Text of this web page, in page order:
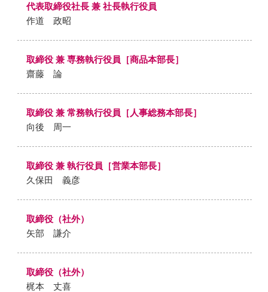
代表取締役社長 兼 社長執行役員
作道 政昭
取締役 兼 専務執行役員［商品本部長］
齋藤 論
取締役 兼 常務執行役員［人事総務本部長］
向後 周一
取締役 兼 執行役員［営業本部長］
久保田 義彦
取締役（社外）
矢部 謙介
取締役（社外）
梶本 丈喜